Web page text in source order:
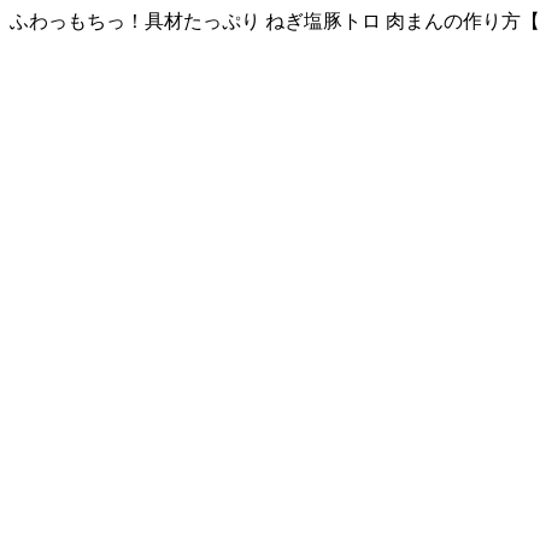
ふわっもちっ！具材たっぷり ねぎ塩豚トロ 肉まんの作り方【